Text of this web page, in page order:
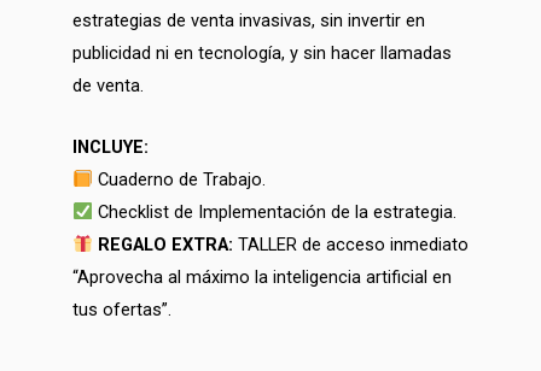
estrategias de venta invasivas, sin invertir en
publicidad ni en tecnología, y sin hacer llamadas
de venta.
INCLUYE:
Cuaderno de Trabajo.
Checklist de Implementación de la estrategia.
REGALO EXTRA: TALLER de acceso inmediato
“Aprovecha al máximo la inteligencia artificial en
tus ofertas”.